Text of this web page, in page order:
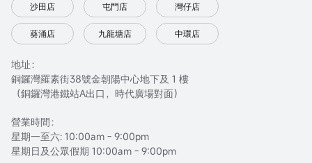
沙田店 屯門店 灣仔店
葵涌店 九龍塘店 中環店
地址：
銅鑼灣羅素街38號金朝陽中心地下及 1 樓
（銅鑼灣港鐵站A出口，時代廣場對面）
營業時間：
星期一至六: 10:00am - 9:00pm
星期日及公眾假期 10:00am - 9:00pm